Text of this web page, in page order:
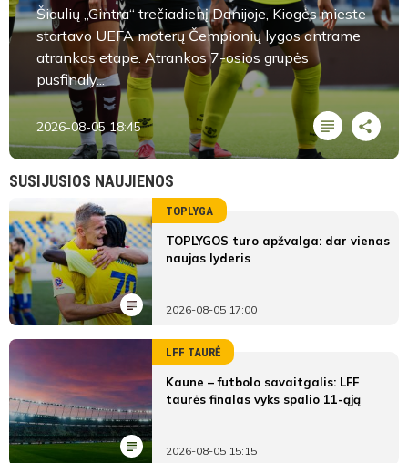
Šiaulių „Gintra“ trečiadienį Danijoje, Kiogės mieste
startavo UEFA moterų Čempionių lygos antrame
atrankos etape. Atrankos 7-osios grupės
pusfinaly...
2026-08-05 18:45
SUSIJUSIOS NAUJIENOS
TOPLYGA
TOPLYGOS turo apžvalga: dar vienas
naujas lyderis
2026-08-05 17:00
LFF TAURĖ
Kaune – futbolo savaitgalis: LFF
taurės finalas vyks spalio 11-ąją
2026-08-05 15:15